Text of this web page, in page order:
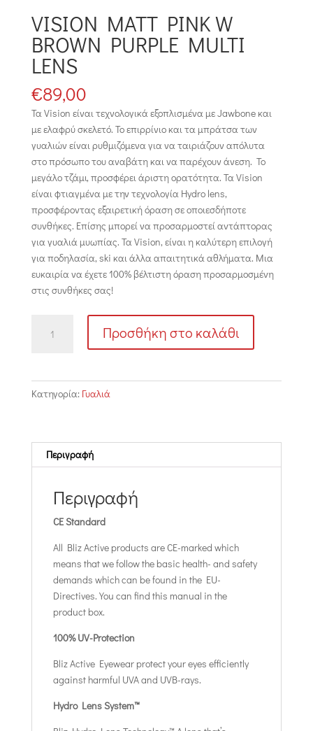
VISION MATT PINK W
BROWN PURPLE MULTI
LENS
€89,00
Τα Vision είναι τεχνολογικά εξοπλισμένα με Jawbone και
με ελαφρύ σκελετό. Το επιρρίνιο και τα μπράτσα των
γυαλιών είναι ρυθμιζόμενα για να ταιριάζουν απόλυτα
στο πρόσωπο του αναβάτη και να παρέχουν άνεση. Το
μεγάλο τζάμι, προσφέρει άριστη ορατότητα. Τα Vision
είναι φτιαγμένα με την τεχνολογία Hydro lens,
προσφέροντας εξαιρετική όραση σε οποιεσδήποτε
συνθήκες. Επίσης μπορεί να προσαρμοστεί αντάπτορας
για γυαλιά μυωπίας. Τα Vision, είναι η καλύτερη επιλογή
για ποδηλασία, ski και άλλα απαιτητικά αθλήματα. Μια
ευκαιρία να έχετε 100% βέλτιστη όραση προσαρμοσμένη
στις συνθήκες σας!
MATT
PURPLE
ποσότητα
Προσθήκη στο καλάθι
Κατηγορία: Γυαλιά
Περιγραφή
Περιγραφή
CE Standard
All Bliz Active products are CE-marked which
means that we follow the basic health- and safety
demands which can be found in the EU-
Directives. You can find this manual in the
product box.
100% UV-Protection
Bliz Active Eyewear protect your eyes efficiently
against harmful UVA and UVB-rays.
Hydro Lens System™